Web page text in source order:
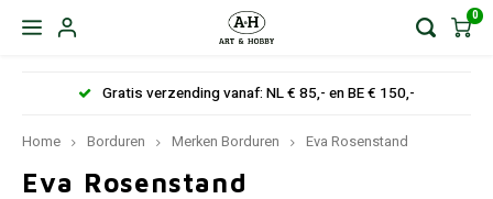
0
Gratis verzending vanaf: NL € 85,- en BE € 150,-
Home Borduren Merken Borduren Eva Rosenstand
Eva Rosenstand